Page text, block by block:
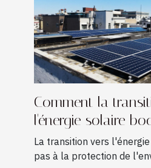
Comment la
l'énergie solaire
l'économie locale ?
La transition vers
pas à la protection de